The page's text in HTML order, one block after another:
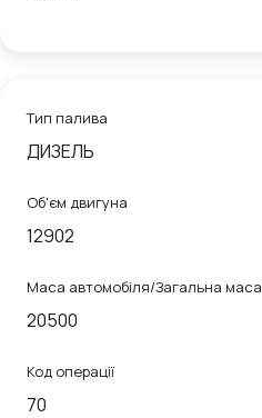
Тип палива
ДИЗЕЛЬ
Об'єм двигуна
12902
Маса автомобіля/Загальна маса
20500
Код операції
70